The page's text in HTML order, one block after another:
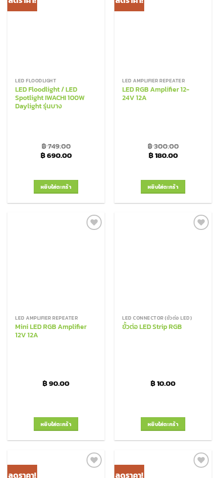
LED FLOODLIGHT
LED Floodlight / LED
Spotlight IWACHI 100W
Daylight รุ่นบาง
฿749.00
Original price was: ฿ 749.00.
฿690.00Current price is: ฿ 690.00.
หยิบใส่ตะกร้า
LED AMPLIFIER REPEATER
LED RGB Amplifier 12-
24V 12A
฿300.00
Original price was:
฿180.00Current
หยิบใส่ตะกร้า
LED AMPLIFIER REPEATER
Mini LED RGB Amplifier
12V 12A
฿90.00
หยิบใส่ตะกร้า
LED CONNECTOR (ขั้วต่อ LED)
ขั้วต่อ LED Strip RGB
฿10.00
หยิบใส่ตะกร้า
ลดราคา! ลดราคา!